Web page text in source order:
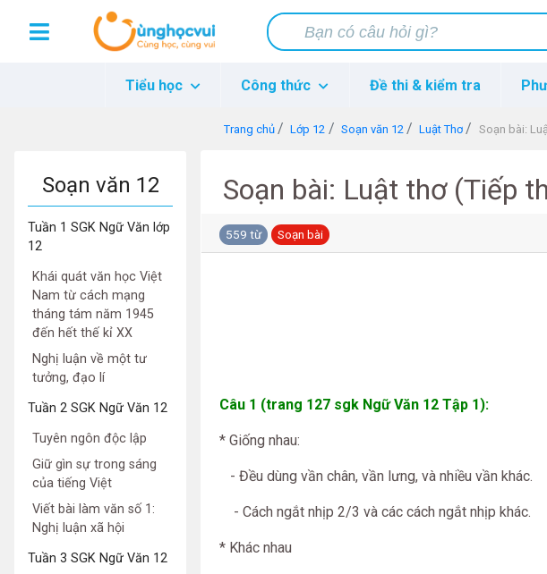
Tiểu học Công thức Đề thi & kiểm tra
Trang chủ Lớp 12 Soạn văn 12 Luật Thơ Soạn bài:
Soạn văn 12
Tuần 1 SGK Ngữ Văn lớp
12
Khái quát văn học Việt
Nam từ cách mạng
tháng tám năm 1945
đến hết thế kỉ XX
Nghị luận về một tư
tưởng, đạo lí
Tuần 2 SGK Ngữ Văn 12
Tuyên ngôn độc lập
Giữ gìn sự trong sáng
của tiếng Việt
Viết bài làm văn số 1:
Nghị luận xã hội
Tuần 3 SGK Ngữ Văn 12
Soạn bài: Luật thơ (Tiếp
559 từ Soạn bài
Câu 1 (trang 127 sgk Ngữ Văn 12 Tập 1):
* Giống nhau:
- Đều dùng vần chân, vần lưng, và nhiều vần khác.
- Cách ngắt nhịp 2/3 và các cách ngắt nhịp khác.
* Khác nhau